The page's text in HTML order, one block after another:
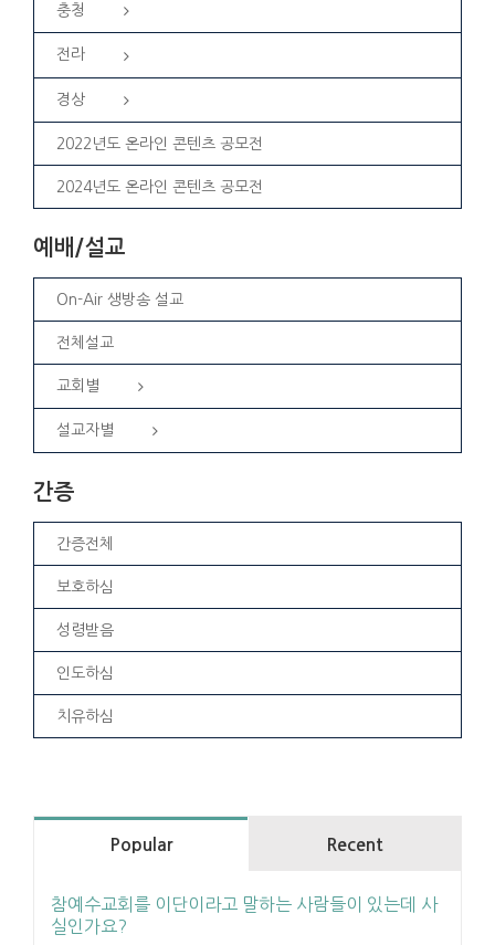
충청
전라
경상
2022년도 온라인 콘텐츠 공모전
2024년도 온라인 콘텐츠 공모전
예배/설교
On-Air 생방송 설교
전체설교
교회별
설교자별
간증
간증전체
보호하심
성령받음
인도하심
치유하심
Popular Recent
참예수교회를 이단이라고 말하는 사람들이 있는데 사
실인가요?